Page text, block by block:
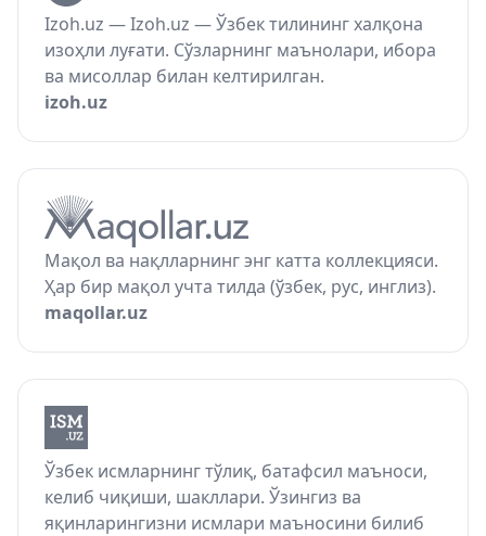
Izoh.uz — Izoh.uz — Ўзбек тилининг халқона
изоҳли луғати. Сўзларнинг маънолари, ибора
ва мисоллар билан келтирилган.
izoh.uz
Мақол ва нақлларнинг энг катта коллекцияси.
Ҳар бир мақол учта тилда (ўзбек, рус, инглиз).
maqollar.uz
Ўзбек исмларнинг тўлиқ, батафсил маъноси,
келиб чиқиши, шакллари. Ўзингиз ва
яқинларингизни исмлари маъносини билиб